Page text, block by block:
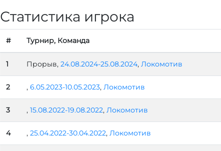
Статистика игрока
# Турнир, Команда
1 Прорыв, 24.08.2024-25.08.2024, Локомотив
2 , 6.05.2023-10.05.2023, Локомотив
3 , 15.08.2022-19.08.2022, Локомотив
4 , 25.04.2022-30.04.2022, Локомотив